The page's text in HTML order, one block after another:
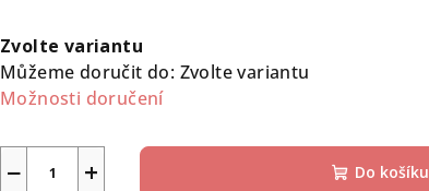
cena:
Zvolte variantu
Můžeme doručit do: Zvolte variantu
Možnosti doručení
+
− Do košíku